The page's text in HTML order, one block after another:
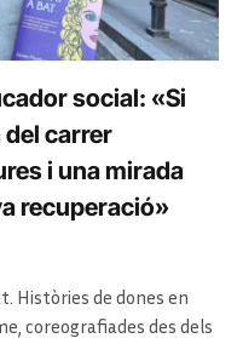
social: «Si
carrer
i una mirada
recuperació»
Històries de dones en
coreografiades des dels